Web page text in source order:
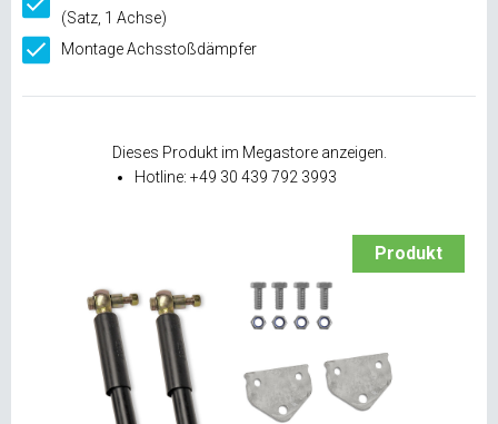
Produkt
Dieses Produkt im Megastore anzeigen.
Hotline: +49 30 439 792 3993
(Satz, 1 Achse)
Montage Achsstoßdämpfer